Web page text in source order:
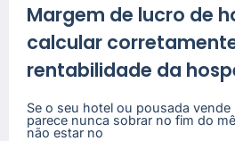
Margem de lucro de
calcular
rentabilidade da
Se o seu hotel ou pousada
parece nunca sobrar no fim do
não estar no